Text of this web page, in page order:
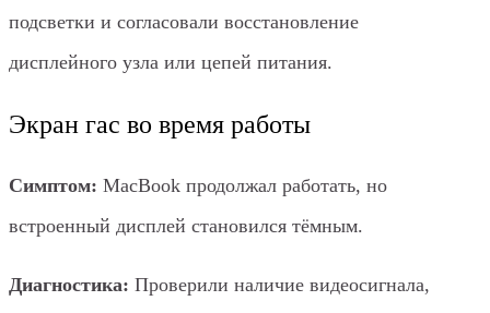
подсветки и согласовали восстановление
дисплейного узла или цепей питания.
Экран гас во время работы
Симптом: MacBook продолжал работать, но
встроенный дисплей становился тёмным.
Диагностика: Проверили наличие видеосигнала,